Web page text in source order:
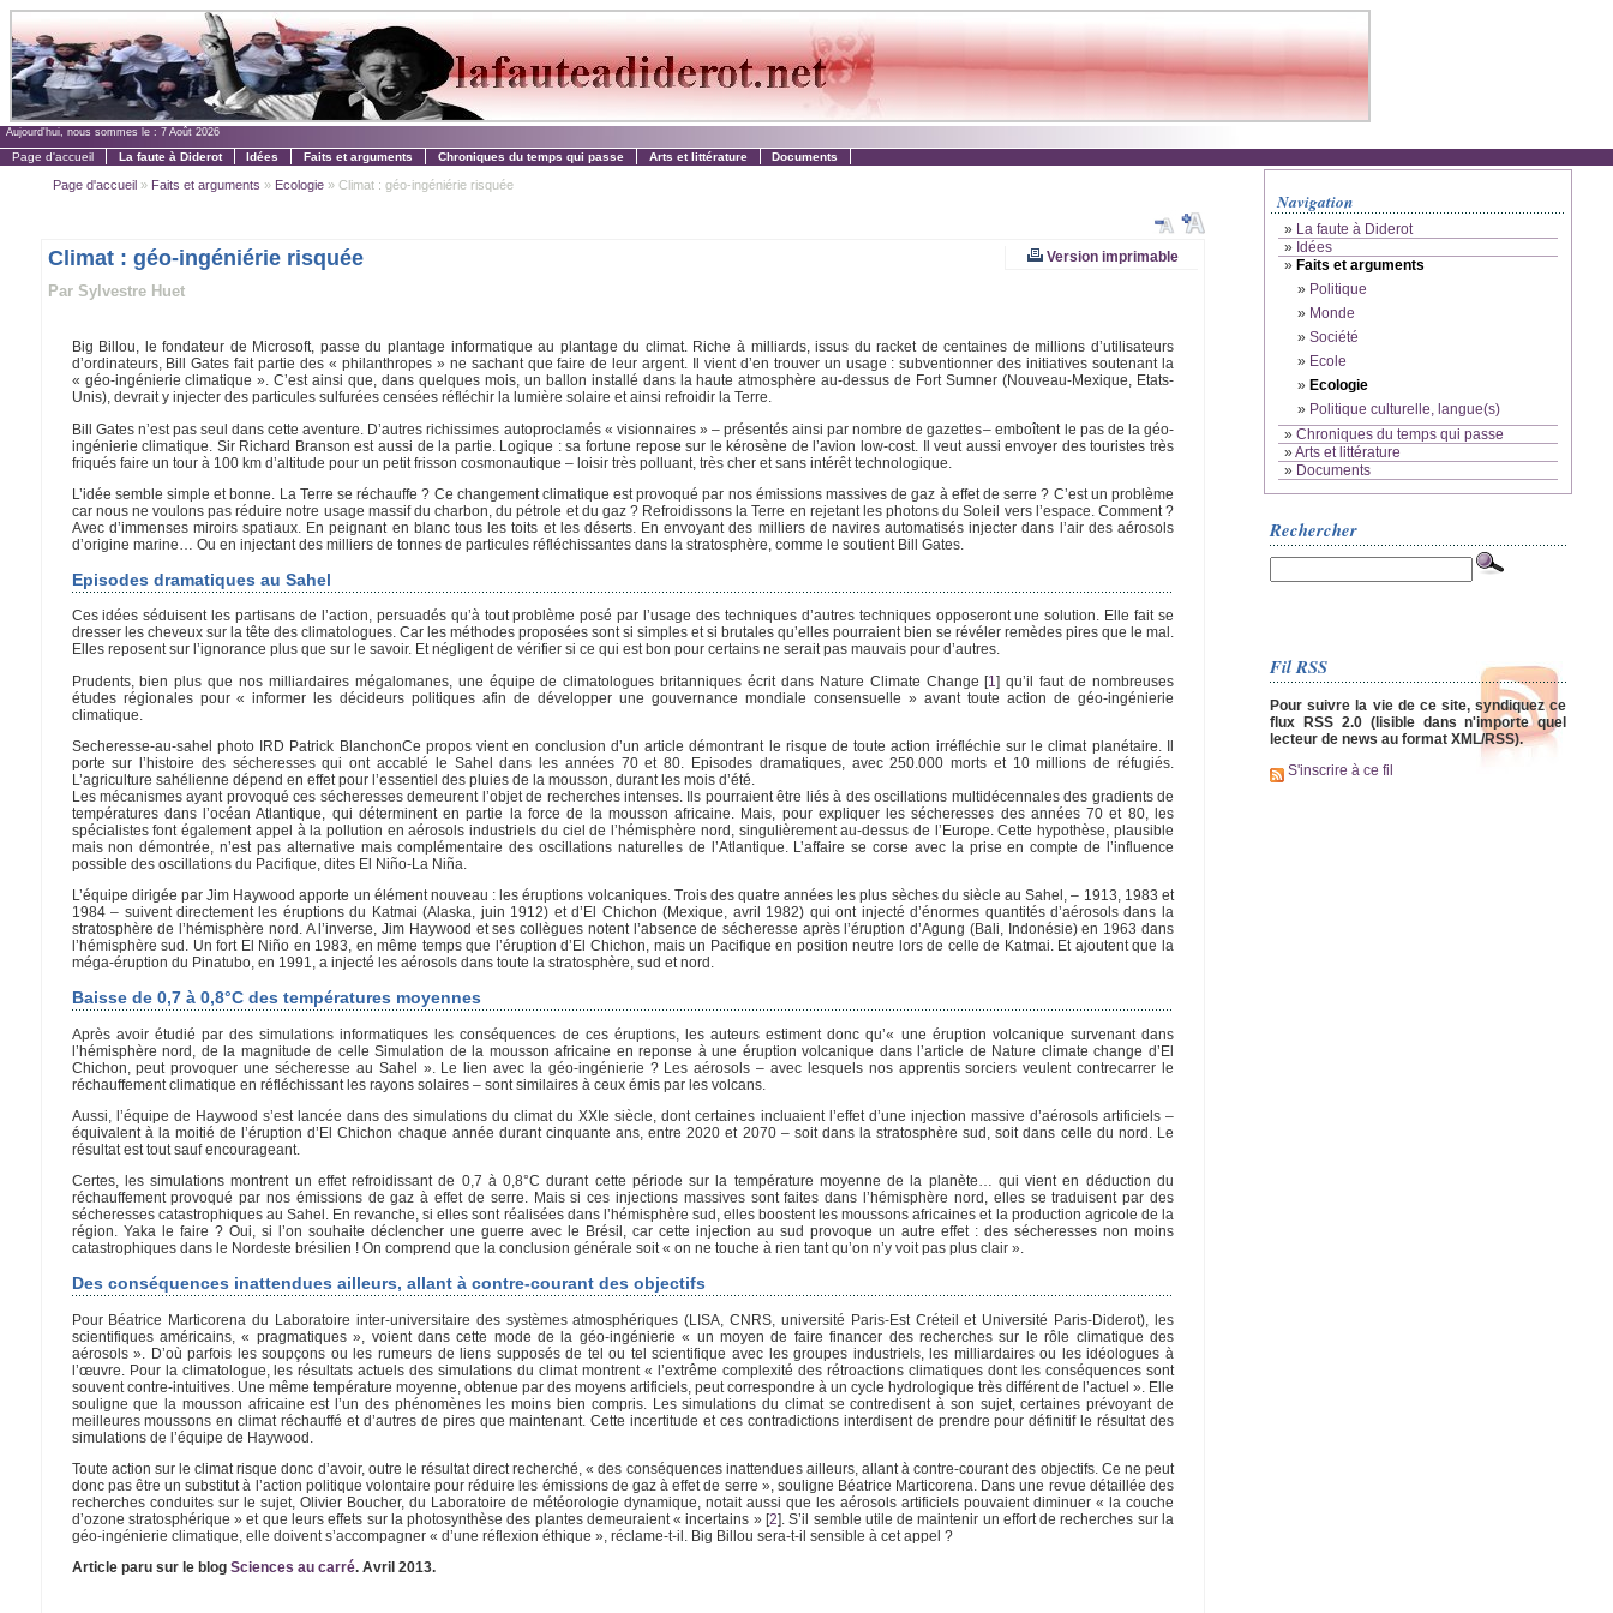
Aujourd'hui, nous sommes le : 7 Août 2026
Page d'accueil La faute à Diderot Idées Faits et arguments Chroniques du temps qui passe Arts et littérature Documents
Page d'accueil» Faits et arguments » Ecologie» Climat : géo-ingéniérie risquée
Version imprimable
Climat : géo-ingéniérie risquée
Par Sylvestre Huet
Big Billou, le fondateur de Microsoft, passe du plantage informatique au plantage du climat. Riche à milliards, issus du racket de centaines de millions d’utilisateurs
d’ordinateurs, Bill Gates fait partie des « philanthropes » ne sachant que faire de leur argent. Il vient d’en trouver un usage : subventionner des initiatives soutenant la
« géo-ingénierie climatique ». C’est ainsi que, dans quelques mois, un ballon installé dans la haute atmosphère au-dessus de Fort Sumner (Nouveau-Mexique, Etats-
Unis), devrait y injecter des particules sulfurées censées réfléchir la lumière solaire et ainsi refroidir la Terre.
Bill Gates n’est pas seul dans cette aventure. D’autres richissimes autoproclamés « visionnaires » – présentés ainsi par nombre de gazettes – emboîtent le pas de la géo-
ingénierie climatique. Sir Richard Branson est aussi de la partie. Logique : sa fortune repose sur le kérosène de l’avion low-cost. Il veut aussi envoyer des touristes très
friqués faire un tour à 100 km d’altitude pour un petit frisson cosmonautique – loisir très polluant, très cher et sans intérêt technologique.
L’idée semble simple et bonne. La Terre se réchauffe ? Ce changement climatique est provoqué par nos émissions massives de gaz à effet de serre ? C’est un problème
car nous ne voulons pas réduire notre usage massif du charbon, du pétrole et du gaz ? Refroidissons la Terre en rejetant les photons du Soleil vers l’espace. Comment ?
Avec d’immenses miroirs spatiaux. En peignant en blanc tous les toits et les déserts. En envoyant des milliers de navires automatisés injecter dans l’air des aérosols
d’origine marine… Ou en injectant des milliers de tonnes de particules réfléchissantes dans la stratosphère, comme le soutient Bill Gates.
Episodes dramatiques au Sahel
Ces idées séduisent les partisans de l’action, persuadés qu’à tout problème posé par l’usage des techniques d’autres techniques opposeront une solution. Elle fait se
dresser les cheveux sur la tête des climatologues. Car les méthodes proposées sont si simples et si brutales qu’elles pourraient bien se révéler remèdes pires que le mal.
Elles reposent sur l’ignorance plus que sur le savoir. Et négligent de vérifier si ce qui est bon pour certains ne serait pas mauvais pour d’autres.
Prudents, bien plus que nos milliardaires mégalomanes, une équipe de climatologues britanniques écrit dans Nature Climate Change [1] qu’il faut de nombreuses
études régionales pour « informer les décideurs politiques afin de développer une gouvernance mondiale consensuelle » avant toute action de géo-ingénierie
climatique.
Secheresse-au-sahel photo IRD Patrick BlanchonCe propos vient en conclusion d’un article démontrant le risque de toute action irréfléchie sur le climat planétaire. Il
porte sur l’histoire des sécheresses qui ont accablé le Sahel dans les années 70 et 80. Episodes dramatiques, avec 250.000 morts et 10 millions de réfugiés.
L’agriculture sahélienne dépend en effet pour l’essentiel des pluies de la mousson, durant les mois d’été.
Les mécanismes ayant provoqué ces sécheresses demeurent l’objet de recherches intenses. Ils pourraient être liés à des oscillations multidécennales des gradients de
températures dans l’océan Atlantique, qui déterminent en partie la force de la mousson africaine. Mais, pour expliquer les sécheresses des années 70 et 80, les
spécialistes font également appel à la pollution en aérosols industriels du ciel de l’hémisphère nord, singulièrement au-dessus de l’Europe. Cette hypothèse, plausible
mais non démontrée, n’est pas alternative mais complémentaire des oscillations naturelles de l’Atlantique. L’affaire se corse avec la prise en compte de l’influence
possible des oscillations du Pacifique, dites El Niño-La Niña.
L’équipe dirigée par Jim Haywood apporte un élément nouveau : les éruptions volcaniques. Trois des quatre années les plus sèches du siècle au Sahel, – 1913, 1983 et
1984 – suivent directement les éruptions du Katmai (Alaska, juin 1912) et d’El Chichon (Mexique, avril 1982) qui ont injecté d’énormes quantités d’aérosols dans la
stratosphère de l’hémisphère nord. A l’inverse, Jim Haywood et ses collègues notent l’absence de sécheresse après l’éruption d’Agung (Bali, Indonésie) en 1963 dans
l’hémisphère sud. Un fort El Niño en 1983, en même temps que l’éruption d’El Chichon, mais un Pacifique en position neutre lors de celle de Katmai. Et ajoutent que la
méga-éruption du Pinatubo, en 1991, a injecté les aérosols dans toute la stratosphère, sud et nord.
Baisse de 0,7 à 0,8°C des températures moyennes
Après avoir étudié par des simulations informatiques les conséquences de ces éruptions, les auteurs estiment donc qu’« une éruption volcanique survenant dans
l’hémisphère nord, de la magnitude de celle Simulation de la mousson africaine en reponse à une éruption volcanique dans l’article de Nature climate change d’El
Chichon, peut provoquer une sécheresse au Sahel ». Le lien avec la géo-ingénierie ? Les aérosols – avec lesquels nos apprentis sorciers veulent contrecarrer le
réchauffement climatique en réfléchissant les rayons solaires – sont similaires à ceux émis par les volcans.
Aussi, l’équipe de Haywood s’est lancée dans des simulations du climat du XXIe siècle, dont certaines incluaient l’effet d’une injection massive d’aérosols artificiels –
équivalent à la moitié de l’éruption d’El Chichon chaque année durant cinquante ans, entre 2020 et 2070 – soit dans la stratosphère sud, soit dans celle du nord. Le
résultat est tout sauf encourageant.
Certes, les simulations montrent un effet refroidissant de 0,7 à 0,8°C durant cette période sur la température moyenne de la planète… qui vient en déduction du
réchauffement provoqué par nos émissions de gaz à effet de serre. Mais si ces injections massives sont faites dans l’hémisphère nord, elles se traduisent par des
sécheresses catastrophiques au Sahel. En revanche, si elles sont réalisées dans l’hémisphère sud, elles boostent les moussons africaines et la production agricole de la
région. Yaka le faire ? Oui, si l’on souhaite déclencher une guerre avec le Brésil, car cette injection au sud provoque un autre effet : des sécheresses non moins
catastrophiques dans le Nordeste brésilien ! On comprend que la conclusion générale soit « on ne touche à rien tant qu’on n’y voit pas plus clair ».
Des conséquences inattendues ailleurs, allant à contre-courant des objectifs
Pour Béatrice Marticorena du Laboratoire inter-universitaire des systèmes atmosphériques (LISA, CNRS, université Paris-Est Créteil et Université Paris-Diderot), les
scientifiques américains, « pragmatiques », voient dans cette mode de la géo-ingénierie « un moyen de faire financer des recherches sur le rôle climatique des
aérosols ». D’où parfois les soupçons ou les rumeurs de liens supposés de tel ou tel scientifique avec les groupes industriels, les milliardaires ou les idéologues à
l’œuvre. Pour la climatologue, les résultats actuels des simulations du climat montrent « l’extrême complexité des rétroactions climatiques dont les conséquences sont
souvent contre-intuitives. Une même température moyenne, obtenue par des moyens artificiels, peut correspondre à un cycle hydrologique très différent de l’actuel ». Elle
souligne que la mousson africaine est l’un des phénomènes les moins bien compris. Les simulations du climat se contredisent à son sujet, certaines prévoyant de
meilleures moussons en climat réchauffé et d’autres de pires que maintenant. Cette incertitude et ces contradictions interdisent de prendre pour définitif le résultat des
simulations de l’équipe de Haywood.
Toute action sur le climat risque donc d’avoir, outre le résultat direct recherché, « des conséquences inattendues ailleurs, allant à contre-courant des objectifs. Ce ne peut
donc pas être un substitut à l’action politique volontaire pour réduire les émissions de gaz à effet de serre », souligne Béatrice Marticorena. Dans une revue détaillée des
recherches conduites sur le sujet, Olivier Boucher, du Laboratoire de météorologie dynamique, notait aussi que les aérosols artificiels pouvaient diminuer « la couche
d’ozone stratosphérique » et que leurs effets sur la photosynthèse des plantes demeuraient « incertains »[2]. S’il semble utile de maintenir un effort de recherches sur la
géo-ingénierie climatique, elle doivent s’accompagner « d’une réflexion éthique », réclame-t-il. Big Billou sera-t-il sensible à cet appel ?
Article paru sur le blog Sciences au carré. Avril 2013.
Navigation
» La faute à Diderot
» Idées
» Faits et arguments
» Politique
» Monde
» Société
» Ecole
» Ecologie
» Politique culturelle, langue(s)
» Chroniques du temps qui passe
»Arts et littérature
» Documents
Rechercher
Fil RSS
Pour suivre la vie de ce site, syndiquez ce
flux RSS 2.0 (lisible dans n'importe quel
lecteur de news au format XML/RSS).
S'inscrire à ce fil